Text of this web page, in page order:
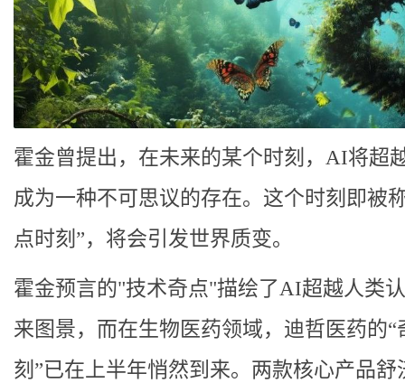
霍金曾提出，在未来的某个时刻，AI将超
成为一种不可思议的存在。这个时刻即被
点时刻”，将会引发世界质变。
霍金预言的"技术奇点"描绘了AI超越人类
来图景，而在生物医药领域，迪哲医药的“
刻”已在上半年悄然到来。两款核心产品舒